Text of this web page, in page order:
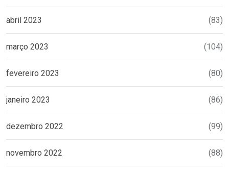
abril 2023 (83)
março 2023 (104)
fevereiro 2023 (80)
janeiro 2023 (86)
dezembro 2022 (99)
novembro 2022 (88)